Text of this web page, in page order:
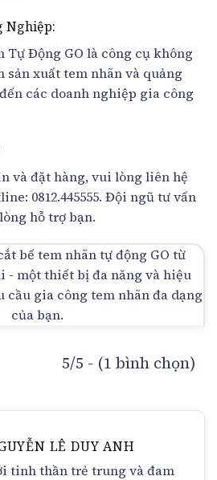
Nghiệp:
Tự Động GO là công cụ không
xuất tem nhãn và quảng
các doanh nghiệp gia công
và đặt hàng, vui lòng liên hệ
0812.445555. Đội ngũ tư vấn
hỗ trợ bạn.
5/5 - (1 bình chọn)
LÊ DUY ANH
tinh thần trẻ trung và đam